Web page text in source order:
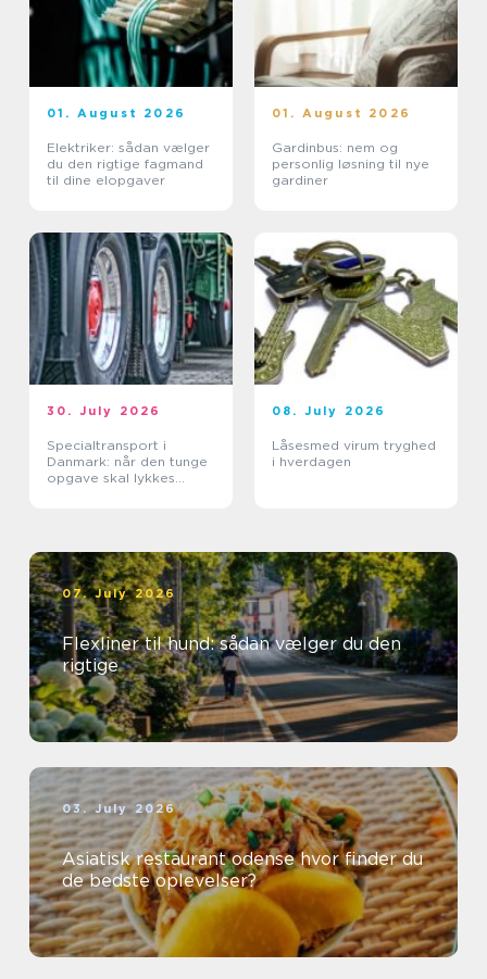
01. August 2026
Elektriker: sådan vælger
du den rigtige fagmand
til dine elopgaver
01. August 2026
Gardinbus: nem og
personlig løsning til nye
gardiner
30. July 2026
Specialtransport i
Danmark: når den tunge
opgave skal lykkes
08. July 2026
Låsesmed virum tryghed
i hverdagen
07. July 2026
Flexliner til hund: sådan vælger du den
rigtige
03. July 2026
Asiatisk restaurant odense hvor finder du
de bedste oplevelser?